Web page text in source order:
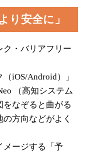
り安全に」
ク・バリアフリー
iOS/Android）」
（高知システム
をなぞると曲がる
方向などがよく
メージする「予